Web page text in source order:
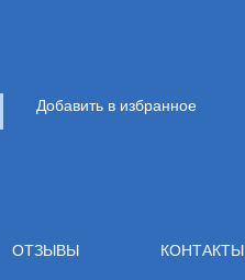
Добавить в избранное
ОТЗЫВЫ КОНТАКТЫ